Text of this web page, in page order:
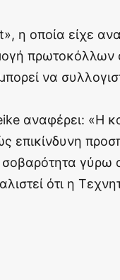
η οποία είχε
να
αναφέρει: «Η
επικίνδυνη
γύρω
ότι η